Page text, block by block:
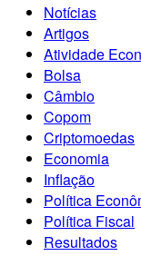
Notícias
Artigos
Atividade
Bolsa
Câmbio
Copom
Criptomoedas
Economia
Inflação
Política
Política Fiscal
Resultados